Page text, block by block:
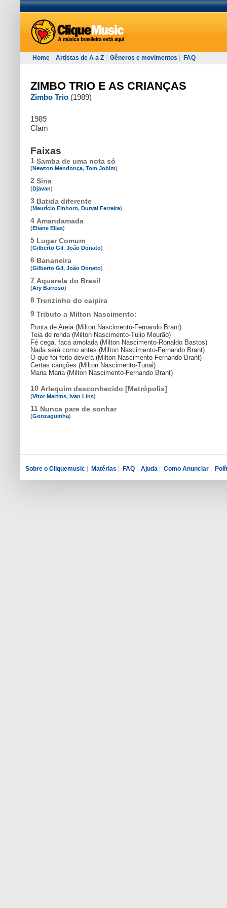
Home Artistas de A a Z Gêneros e movimentos FAQ
ZIMBO TRIO E AS CRIANÇAS
Zimbo Trio (1989)
1989
Clam
Faixas
1 Samba de uma nota só
(Newton Mendonça, Tom Jobim)
2 Sina
(Djavan)
3 Batida diferente
(Maurício Einhorn, Durval Ferreira)
4 Amandamada
(Eliane Elias)
5 Lugar Comum
(Gilberto Gil , João Donato)
6 Bananeira
(Gilberto Gil, João Donato)
7 Aquarela do Brasil
(Ary Barroso)
8 Trenzinho do caipira
9 Tributo a Milton Nascimento:
Ponta de Areia (Milton Nascimento-Fernando Brant)
Teia de renda (Milton Nascimento-Tulio Mourão)
Fé cega, faca amolada (Milton Nascimento-Ronaldo Bastos)
Nada será como antes (Milton Nascimento-Fernando Brant)
O que foi feito deverá (Milton Nascimento-Fernando Brant)
Certas canções (Milton Nascimento-Tunai)
Maria Maria (Milton Nascimento-Fernando Brant)
10 Arlequim desconhecido [Metrópolis]
(Vitor Martins, Ivan Lins)
11 Nunca pare de sonhar
(Gonzaguinha)
Sobre o Cliquemusic Matérias FAQ Ajuda Como Anunciar